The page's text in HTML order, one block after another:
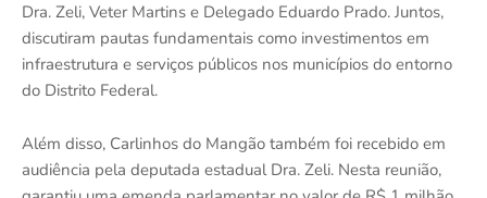
Dra. Zeli, Veter Martins e Delegado Eduardo Prado. Juntos,
discutiram pautas fundamentais como investimentos em
infraestrutura e serviços públicos nos municípios do entorno
do Distrito Federal.
Além disso, Carlinhos do Mangão também foi recebido em
audiência pela deputada estadual Dra. Zeli. Nesta reunião,